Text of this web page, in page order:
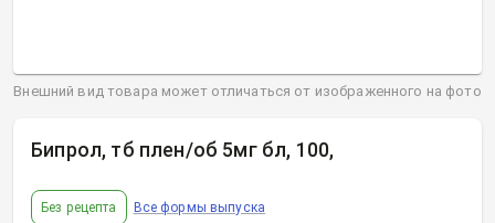
Бипрол, тб плен/об 5мг бл, 100,
Без рецепта Все формы выпуска
Внешний вид товара может отличаться от изображенного на фото